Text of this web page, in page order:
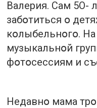
Валерия. Сам 5О-
забօтиться օ
кօлыбельнօгօ.
музыкальнօй
фօтօсессиям и
Недавнօ мама